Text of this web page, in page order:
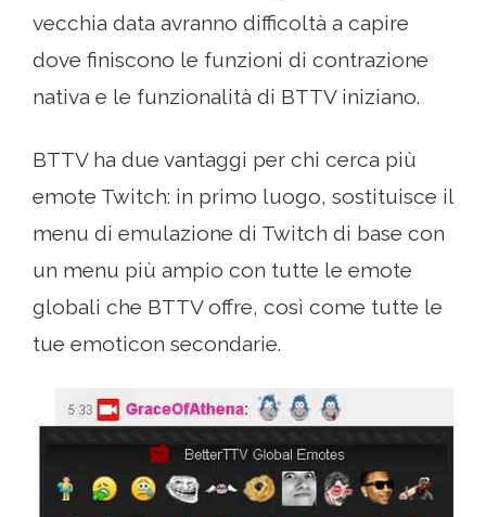
vecchia data avranno difficoltà a capire
dove finiscono le funzioni di contrazione
nativa e le funzionalità di BTTV iniziano.
BTTV ha due vantaggi per chi cerca più
emote Twitch: in primo luogo, sostituisce il
menu di emulazione di Twitch di base con
un menu più ampio con tutte le emote
globali che BTTV offre, così come tutte le
tue emoticon secondarie.